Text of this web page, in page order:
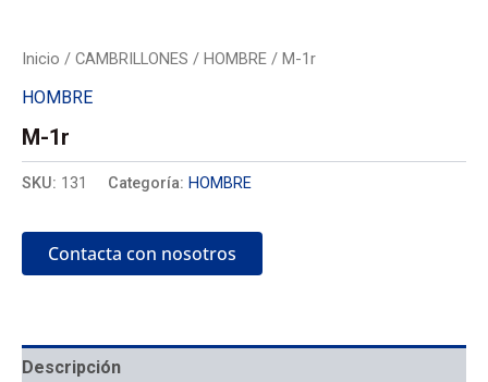
Inicio / CAMBRILLONES / HOMBRE / M-1r
HOMBRE
M-1r
SKU: 131 Categoría: HOMBRE
Contacta con nosotros
Descripción